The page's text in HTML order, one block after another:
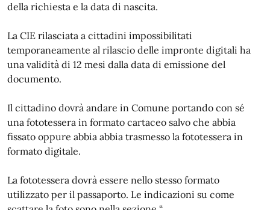
della richiesta e la data di nascita.
La CIE rilasciata a cittadini impossibilitati
temporaneamente al rilascio delle impronte digitali ha
una validità di 12 mesi dalla data di emissione del
documento.
Il cittadino dovrà andare in Comune portando con sé
una fototessera in formato cartaceo salvo che abbia
fissato oppure abbia abbia trasmesso la fototessera in
formato digitale.
La fototessera dovrà essere nello stesso formato
utilizzato per il passaporto. Le indicazioni su come